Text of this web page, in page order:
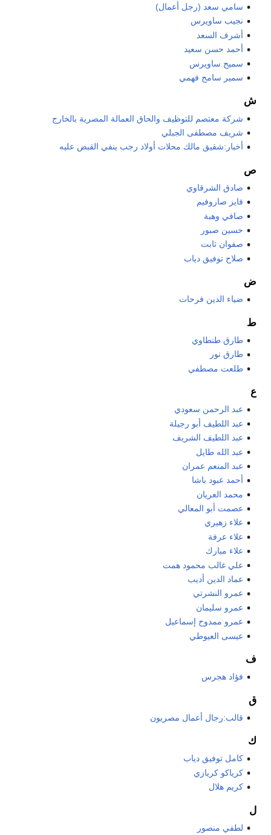
سامي سعد (رجل أعمال)
نجيب ساويرس
أشرف السعد
أحمد حسن سعيد
سميح ساويرس
سمير سامح فهمي
ش
شركة معتصم للتوظيف والحاق العمالة المصرية بالخارج
شريف مصطفى الجبلي
أخبار:شقيق مالك محلات أولاد رجب ينفي القبض عليه
ص
صادق الشرقاوي
فايز صاروفيم
صافي وهبة
حسين صبور
صفوان ثابت
صلاح توفيق دياب
ض
ضياء الدين فرحات
ط
طارق طنطاوي
طارق نور
طلعت مصطفي
ع
عبد الرحمن سعودي
عبد اللطيف أبو رجيلة
عبد اللطيف الشريف
عبد الله طايل
عبد المنعم عمران
أحمد عبود باشا
محمد العريان
عصمت أبو المعالي
علاء زهيري
علاء عرفة
علاء مبارك
علي غالب محمود همت
عماد الدين أديب
عمرو النشرتي
عمرو سليمان
عمرو ممدوح إسماعيل
عيسى العيوطي
ف
فؤاد هجرس
ق
قالب:رجال أعمال مصريون
ك
كامل توفيق دياب
كرياكو كريازي
كريم هلال
ل
لطفي منصور